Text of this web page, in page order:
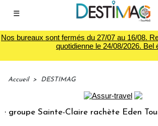
☰
Nos bureaux sont fermés du 27/07 au 16/08.
quotidienne le 24/08/2026. Bel
Accueil > DESTIMAG
Sainte-Claire rachète Eden Tour